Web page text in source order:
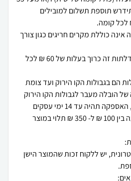
תוספת תשלום למובילים
אינה כוללת מקרים חריגים כגון צורך
במקרה שיש צורך בפירוק דלתות זה כרוך בעלות של 60 ₪ לכל
הם בגבולות הקו הירוק ועד צומת
הובלה מעבר לגבולות הקו הירוק
או דרומית לצומת הערבה, האספקה תהיה עד 14 ימי עסקים
ותירש תוספת תשלום שנעה בין 100 ₪ ל- 350 ₪ תלוי במוצר
יש ללקוח זכות שהמוצר הישן